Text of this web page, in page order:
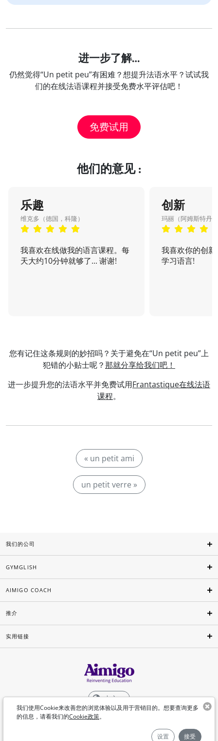
进一步了解…
仍然觉得“Un petit peu”有困难？想提升法语水平？试试我
们的在线法语课程并接受免费水平评估吧！
免费试用
他们的意见 :
乐趣
维克多（德国，科隆）
我喜欢在线做我的语言课程。每
天大约10分钟就够了... 谢谢!
创新
玛丽（阿姆斯特丹
我喜欢你的创
学习语言!
您有记住这条规则的妙招吗？关于避免在“Un petit peu”上
犯错的小贴士呢？那就分享给我们吧！
进一步提升您的法语水平并免费试用Frantastique在线法语
课程。
« un petit ami
un petit verre »
我们使用Cookie来改善您的浏览体验以及用于营销目的。想要查询更多
的信息，请看我们的Cookie政策。
设置 接受
我们的公司
GYMGLISH
AIMIGO COACH
推介
实用链接
中文
©Aimigo 2026